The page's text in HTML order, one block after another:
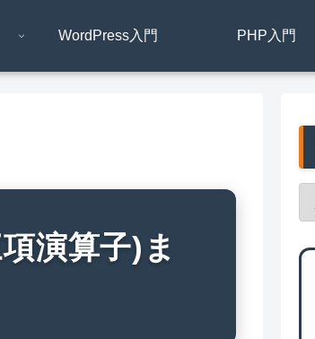
WordPress入門 PHP入門
演算子)ま